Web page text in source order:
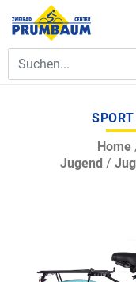
Home
Jugend /